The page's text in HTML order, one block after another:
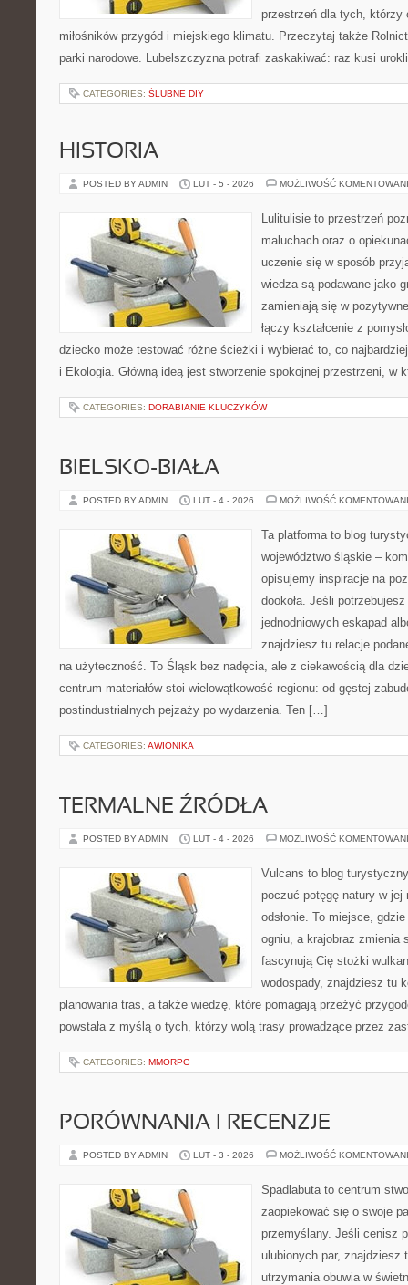
przestrzeń dla tych, którzy
miłośników przygód i miejskiego klimatu. Przeczytaj także
parki narodowe. Lubelszczyzna potrafi zaskakiwać: raz kusi
CATEGORIES: ŚLUBNE DIY
HISTORIA
POSTED BY ADMIN LUT - 5 - 2026 MOŻLIWOŚĆ
Lulitulisie to przestrzeń
maluchach oraz o
uczenie się w sposób
wiedza są podawane jako
zamieniają się w
łączy kształcenie z
dziecko może testować różne ścieżki i wybierać to, co
i Ekologia. Główną ideą jest stworzenie spokojnej przestrzeni,
CATEGORIES: DORABIANIE KLUCZYKÓW
BIELSKO-BIAŁA
POSTED BY ADMIN LUT - 4 - 2026 MOŻLIWOŚĆ
Ta platforma to blog
województwo śląskie –
opisujemy inspiracje na
dookoła. Jeśli
jednodniowych eskapad
znajdziesz tu relacje
na użyteczność. To Śląsk bez nadęcia, ale z ciekawością dla
centrum materiałów stoi wielowątkowość regionu: od gęstej
postindustrialnych pejzaży po wydarzenia. Ten […]
CATEGORIES: AWIONIKA
TERMALNE ŹRÓDŁA
POSTED BY ADMIN LUT - 4 - 2026 MOŻLIWOŚĆ
Vulcans to blog
poczuć potęgę natury w jej
odsłonie. To miejsce,
ogniu, a krajobraz zmienia
fascynują Cię stożki
wodospady, znajdziesz tu
planowania tras, a także wiedzę, które pomagają przeżyć
powstała z myślą o tych, którzy wolą trasy prowadzące przez
CATEGORIES: MMORPG
PORÓWNANIA I RECENZJE
POSTED BY ADMIN LUT - 3 - 2026 MOŻLIWOŚĆ
Spadlabuta to centrum
zaopiekować się o swoje
przemyślany. Jeśli cenisz
ulubionych par, znajdziesz
utrzymania obuwia w